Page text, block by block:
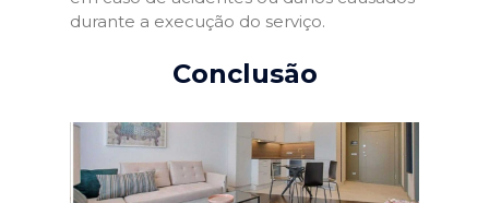
durante a execução do serviço.
Conclusão